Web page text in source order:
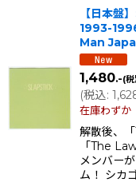
【日本
1993-
Man
1,480.-(税
(税込:
在庫わずか
解散後、
「The
メンバー
ム！ シカ